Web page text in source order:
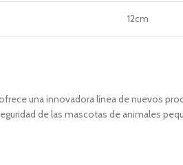
12cm
una innovadora línea de nuevos
de las mascotas de animales